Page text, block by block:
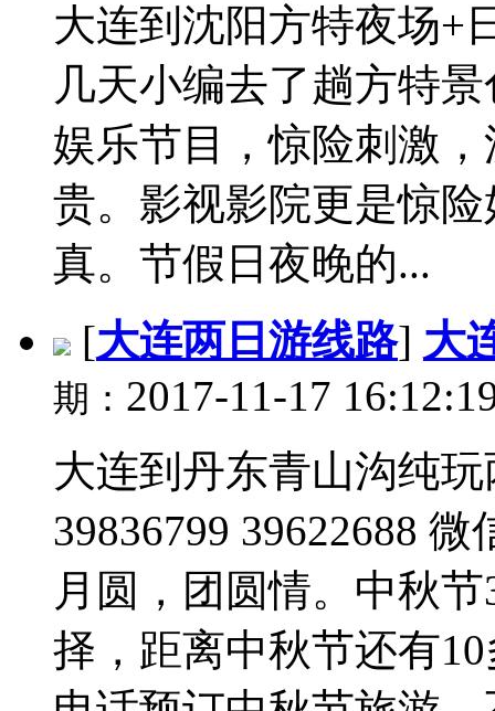
大连到沈阳方特夜场+
几天小编去了趟方特
娱乐节目，惊险刺激
贵。影视影院更是惊
真。节假日夜晚的...
[大连两日游线路] 大
期： 2017-11-17
大连到丹东青山沟纯
39836799 39622688
月圆，团圆情。中秋
择，距离中秋节还有